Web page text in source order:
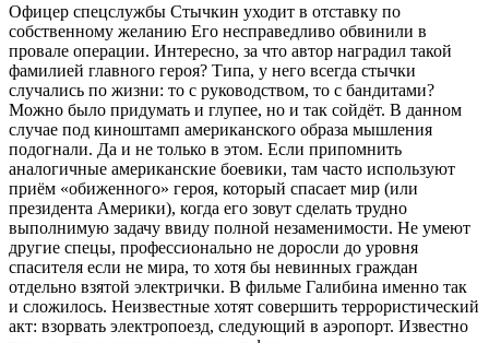
Офицер спецслужбы Стычкин уходит в отставку по
собственному желанию Его несправедливо обвинили в
провале операции. Интересно, за что автор наградил такой
фамилией главного героя? Типа, у него всегда стычки
случались по жизни: то с руководством, то с бандитами?
Можно было придумать и глупее, но и так сойдёт. В данном
случае под киноштамп американского образа мышления
подогнали. Да и не только в этом. Если припомнить
аналогичные американские боевики, там часто используют
приём «обиженного» героя, который спасает мир (или
президента Америки), когда его зовут сделать трудно
выполнимую задачу ввиду полной незаменимости. Не умеют
другие спецы, профессионально не доросли до уровня
спасителя если не мира, то хотя бы невинных граждан
отдельно взятой электрички. В фильме Галибина именно так
и сложилось. Неизвестные хотят совершить террористический
акт: взорвать электропоезд, следующий в аэропорт. Известно